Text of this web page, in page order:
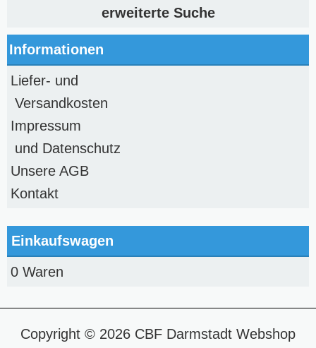
erweiterte Suche
Informationen
Liefer- und
Versandkosten
Impressum
und Datenschutz
Unsere AGB
Kontakt
Einkaufswagen
0 Waren
Copyright © 2026 CBF Darmstadt Webshop